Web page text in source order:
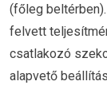
(főleg
felvett
csatlakozó
alapvető